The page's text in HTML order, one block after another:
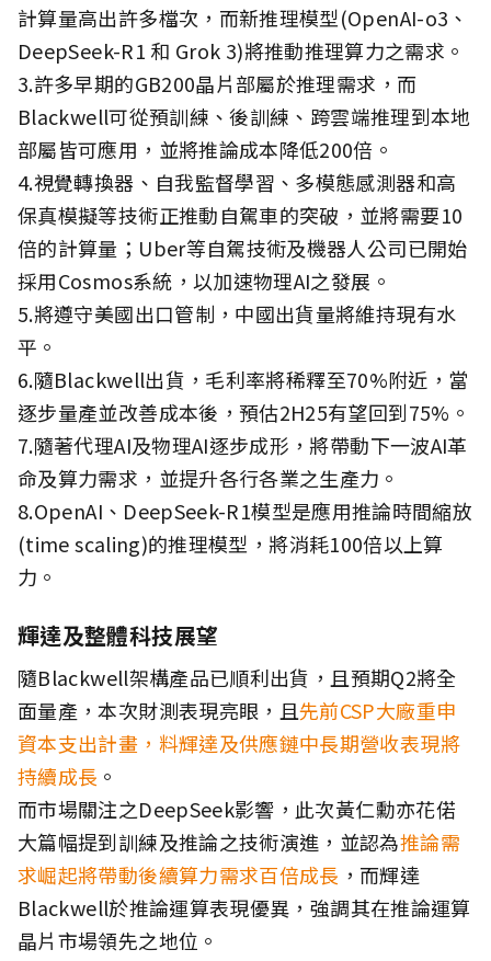
計算量高出許多檔次，而新推理模型(OpenAI-o3、
DeepSeek-R1 和 Grok 3)將推動推理算力之需求。
3.許多早期的GB200晶片部屬於推理需求，而
Blackwell可從預訓練、後訓練、跨雲端推理到本地
部屬皆可應用，並將推論成本降低200倍。
4.視覺轉換器、自我監督學習、多模態感測器和高
保真模擬等技術正推動自駕車的突破，並將需要10
倍的計算量；Uber等自駕技術及機器人公司已開始
採用Cosmos系統，以加速物理AI之發展。
5.將遵守美國出口管制，中國出貨量將維持現有水
平。
6.隨Blackwell出貨，毛利率將稀釋至70%附近，當
逐步量產並改善成本後，預估2H25有望回到75%。
7.隨著代理AI及物理AI逐步成形，將帶動下一波AI革
命及算力需求，並提升各行各業之生產力。
8.OpenAI、DeepSeek-R1模型是應用推論時間縮放
(time scaling)的推理模型，將消耗100倍以上算
力。
輝達及整體科技展望
隨Blackwell架構產品已順利出貨，且預期Q2將全
面量產，本次財測表現亮眼，且先前CSP大廠重申
資本支出計畫，料輝達及供應鏈中長期營收表現將
持續成長 。
而市場關注之DeepSeek影響，此次黃仁勳亦花偌
大篇幅提到訓練及推論之技術演進，並認為推論需
求崛起將帶動後續算力需求百倍成長 ，而輝達
Blackwell於推論運算表現優異，強調其在推論運算
晶片市場領先之地位。